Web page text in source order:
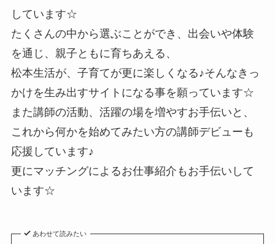
しています☆
たくさんの中から選ぶことができ、出会いや体験
を通じ、親子ともに育ちあえる、
松本生活が、子育てが更に楽しくなる♪そんなきっ
かけを生み出すサイトになる事を願っています☆
また講師の活動、活躍の場を増やすお手伝いと、
これから何かを始めてみたい方の講師デビューも
応援しています♪
更にマッチングによるお仕事紹介もお手伝いして
います☆
あわせて読みたい